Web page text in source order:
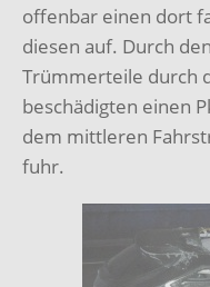
offenbar einen dort
diesen auf. Durch
Trümmerteile durch
beschädigten einen
dem mittleren
fuhr.